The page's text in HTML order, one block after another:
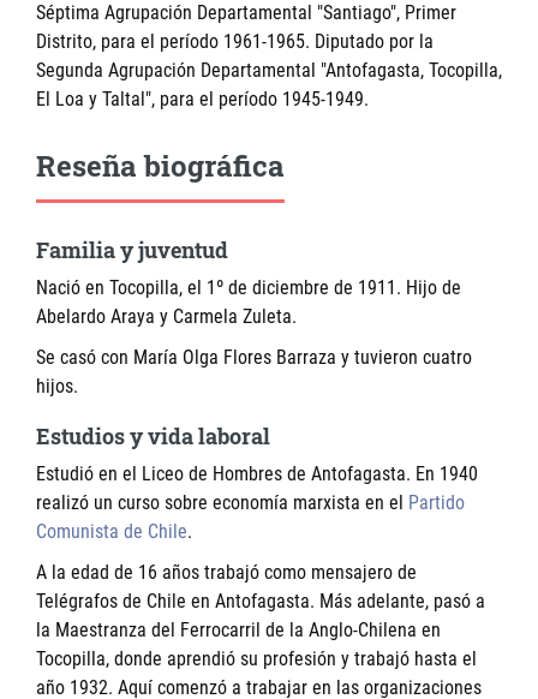
Séptima Agrupación Departamental "Santiago", Primer
Distrito, para el período 1961-1965. Diputado por la
Segunda Agrupación Departamental "Antofagasta, Tocopilla,
El Loa y Taltal", para el período 1945-1949.
Reseña biográfica
Familia y juventud
Nació en Tocopilla, el 1º de diciembre de 1911. Hijo de
Abelardo Araya y Carmela Zuleta.
Se casó con María Olga Flores Barraza y tuvieron cuatro
hijos.
Estudios y vida laboral
Estudió en el Liceo de Hombres de Antofagasta. En 1940
realizó un curso sobre economía marxista en el Partido
Comunista de Chile.
A la edad de 16 años trabajó como mensajero de
Telégrafos de Chile en Antofagasta. Más adelante, pasó a
la Maestranza del Ferrocarril de la Anglo-Chilena en
Tocopilla, donde aprendió su profesión y trabajó hasta el
año 1932. Aquí comenzó a trabajar en las organizaciones